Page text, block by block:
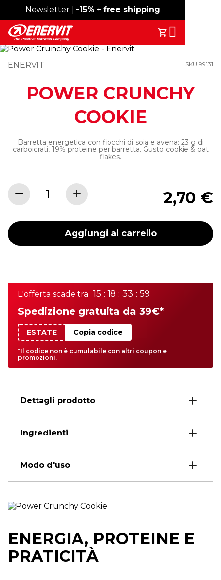
Spedizione gratuita sopra i 49€
Newsletter | -15% + free shipping
Il Tuo
Search
ENERVIT SKU 99131
POWER CRUNCHY
COOKIE
Barretta energetica con fiocchi di soia e avena: 23 g di
carboidrati, 19% proteine per barretta. Gusto cookie & oat
flakes.
2,70 €
Aggiungi al carrello
L'offerta scade tra 15 : 18 : 33 : 59
Spedizione gratuita da 39€*
ESTATE Copia codice
*Il codice non è cumulabile con altri coupon e
promozioni.
Dettagli prodotto
Ingredienti
Modo d'uso
ENERGIA, PROTEINE E
PRATICITÀ